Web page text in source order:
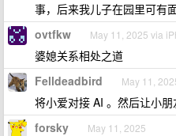
事，后来我儿子在园里可有面
ovtfkw May 11, 2025 via
婆媳关系相处之道
Felldeadbird May 11,
将小爱对接 AI 。然后让小朋
forsky May 11, 2025